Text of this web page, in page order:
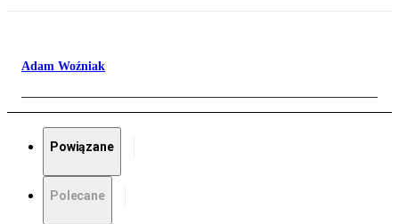
Adam Woźniak
Powiązane
Polecane